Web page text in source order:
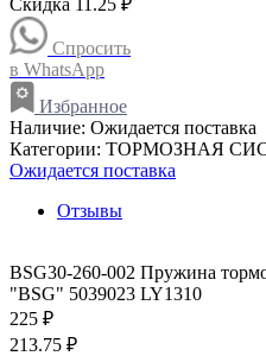
Спросить
в WhatsApp
Избранное
Наличие: Ожидается поставка
Категории: ТОРМОЗНАЯ
Ожидается поставка
Отзывы
BSG30-260-002 Пружина
"BSG" 5039023 LY1310
225 ₽
213.75 ₽